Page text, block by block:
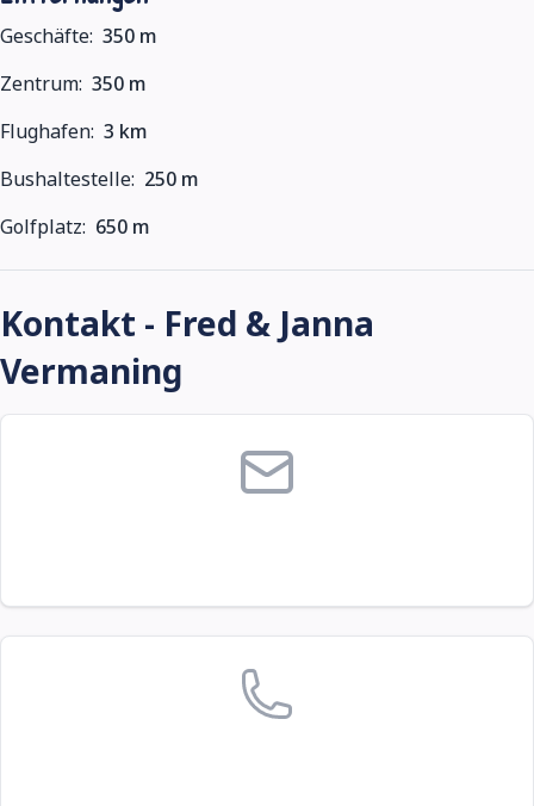
Geschäfte: 350 m
Zentrum: 350 m
Flughafen: 3 km
Bushaltestelle: 250 m
Golfplatz: 650 m
Kontakt - Fred & Janna
Vermaning